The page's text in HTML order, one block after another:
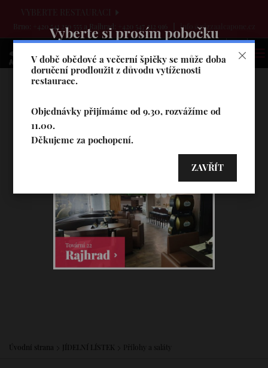
V době obědové a večerní špičky se může doba
doručení prodloužit z důvodu vytíženosti
restaurace.
Objednávky přijímáme od 9.30, rozvážíme od
11.00.
Děkujeme za pochopení.
ZAVŘÍT
VYBERTE RESTAURACI
Brno: +420 541 210 555 a Rajhrad: +420 547 212 916 info@pizzaalcapone.cz
Vyberte si prosím pobočku
Úvodní strana JÍDELNÍ LÍSTEK Přílohy a saláty